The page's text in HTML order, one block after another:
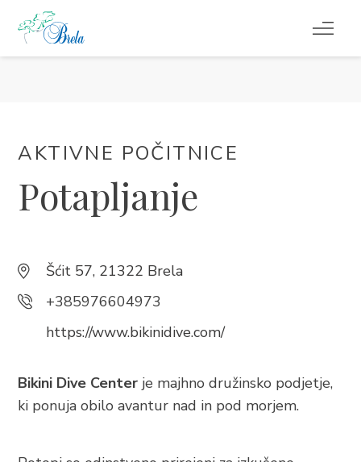
INFORMACIJE
SL
Trg Alojzija Stepinca 10, 21322 Brela
AKTIVNE POČITNICE
Potapljanje
Šćit 57, 21322 Brela
+385976604973
https://www.bikinidive.com/
Bikini Dive Center je majhno družinsko podjetje,
ki ponuja obilo avantur nad in pod morjem.